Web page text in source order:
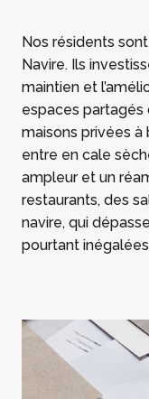
Nos résidents
Navire. Ils
maintien et
espaces partagés
maisons privées à
entre en cale
ampleur et un
restaurants, des
navire, qui
pourtant